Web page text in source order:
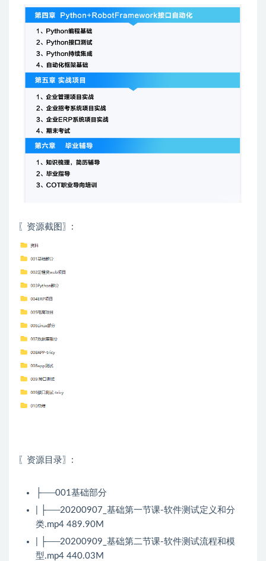
〖资源截图〗:
〖资源目录〗:
├──001基础部分
| ├──20200907_基础第一节课-软件测试定义和分
类.mp4 489.90M
| ├──20200909_基础第二节课-软件测试流程和模
型.mp4 440.03M